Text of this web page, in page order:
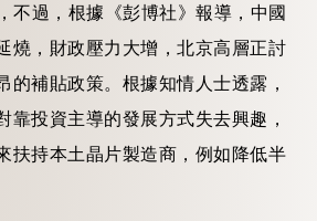
不過，根據《彭博社》報導，中國
燒，財政壓力大增，北京高層正討
的補貼政策。根據知情人士透露，
靠投資主導的發展方式失去興趣，
扶持本土晶片製造商，例如降低半